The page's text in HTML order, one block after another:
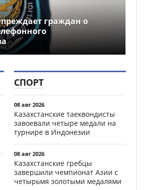
граждан о
СПОРТ
08 авг 2026
Казахстанские таеквондисты
завоевали четыре медали на
турнире в Индонезии
08 авг 2026
Казахстанские гребцы
завершили чемпионат Азии с
четырьмя золотыми медалями